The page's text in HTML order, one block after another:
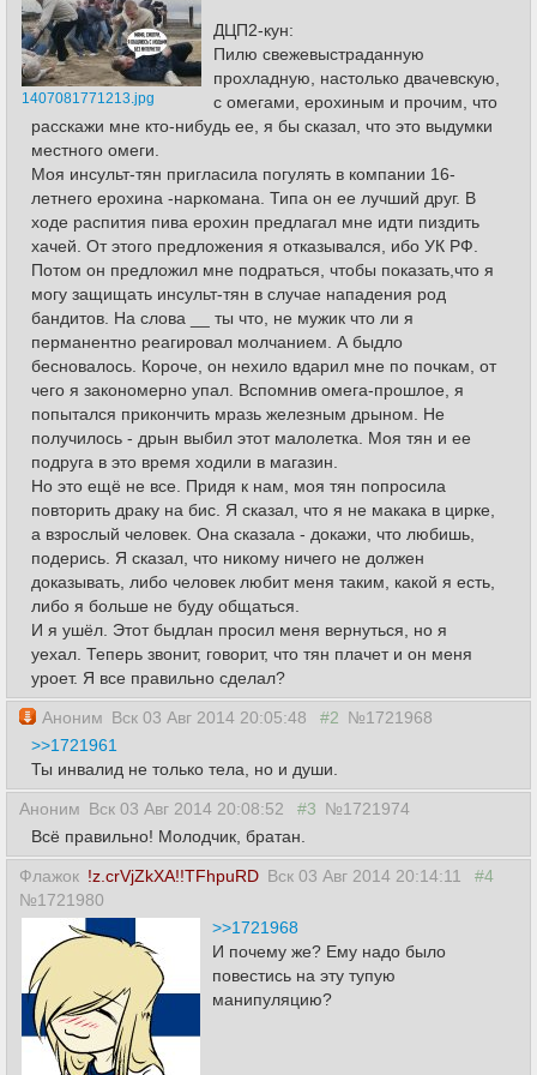
1407081771213.jpg
ДЦП2-кун:
Пилю свежевыстраданную
прохладную, настолько двачевскую,
с омегами, ерохиным и прочим, что
расскажи мне кто-нибудь ее, я бы сказал, что это выдумки
местного омеги.
Моя инсульт-тян пригласила погулять в компании 16-
летнего ерохина -наркомана. Типа он ее лучший друг. В
ходе распития пива ерохин предлагал мне идти пиздить
хачей. От этого предложения я отказывался, ибо УК РФ.
Потом он предложил мне подраться, чтобы показать,что я
могу защищать инсульт-тян в случае нападения род
бандитов. На слова __ ты что, не мужик что ли я
перманентно реагировал молчанием. А быдло
бесновалось. Короче, он нехило вдарил мне по почкам, от
чего я закономерно упал. Вспомнив омега-прошлое, я
попытался прикончить мразь железным дрыном. Не
получилось - дрын выбил этот малолетка. Моя тян и ее
подруга в это время ходили в магазин.
Но это ещё не все. Придя к нам, моя тян попросила
повторить драку на бис. Я сказал, что я не макака в цирке,
а взрослый человек. Она сказала - докажи, что любишь,
подерись. Я сказал, что никому ничего не должен
доказывать, либо человек любит меня таким, какой я есть,
либо я больше не буду общаться.
И я ушёл. Этот быдлан просил меня вернуться, но я
уехал. Теперь звонит, говорит, что тян плачет и он меня
уроет. Я все правильно сделал?
Аноним Вск 03 Авг 2014 20:05:48 #2 №1721968
>>1721961
Ты инвалид не только тела, но и души.
Аноним Вск 03 Авг 2014 20:08:52 #3 №1721974
Всё правильно! Молодчик, братан.
Флажок !z.crVjZkXA!!TFhpuRD Вск 03 Авг 2014 20:14:11
#4
№1721980
>>1721968
И почему же? Ему надо было
повестись на эту тупую
манипуляцию?